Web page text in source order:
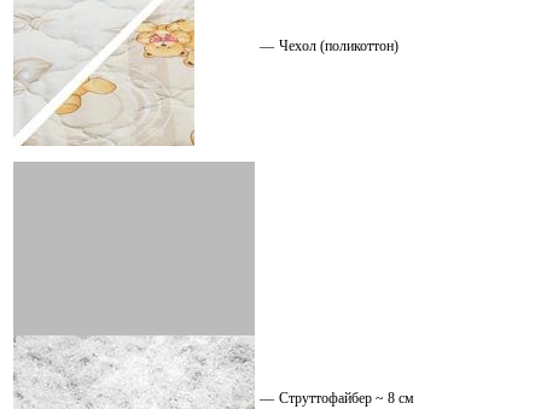
— Чехол (поликоттон)
— Струттофайбер ~ 8 см